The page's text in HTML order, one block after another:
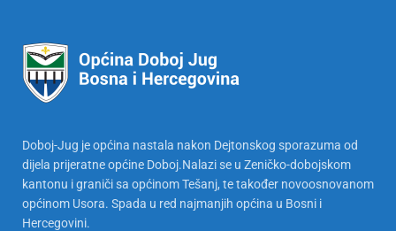
Doboj-Jug je općina nastala nakon Dejtonskog sporazuma od
dijela prijeratne općine Doboj.Nalazi se u Zeničko-dobojskom
kantonu i graniči sa općinom Tešanj, te također novoosnovanom
općinom Usora. Spada u red najmanjih općina u Bosni i
Hercegovini.